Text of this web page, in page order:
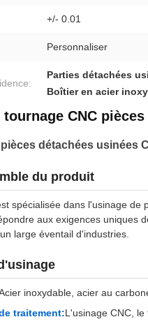
+/- 0.01
Personnaliser
Parties détachées
Boîtier en acier
tournage CNC
détachées usinées
du produit
spécialisée dans l'usinage
aux exigences uniques
large éventail d'industries.
inoxydable, acier au
traitement:L'usinage CNC,